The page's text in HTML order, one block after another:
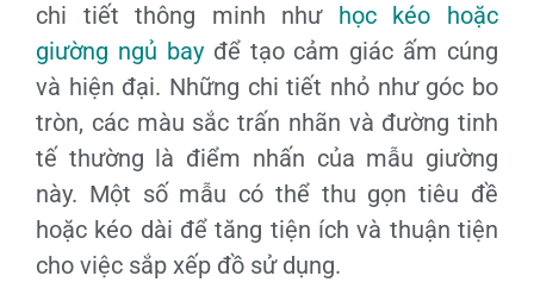
chi tiết thông minh như học kéo hoặc
giường ngủ bayđể tạo cảm giác ấm cúng
và hiện đại. Những chi tiết nhỏ như góc bo
tròn, các màu sắc trấn nhãn và đường tinh
tế thường là điểm nhấn của mẫu giường
này. Một số mẫu có thể thu gọn tiêu đề
hoặc kéo dài để tăng tiện ích và thuận tiện
cho việc sắp xếp đồ sử dụng.